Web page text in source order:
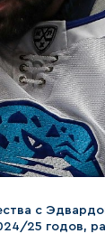
с
25 годов,